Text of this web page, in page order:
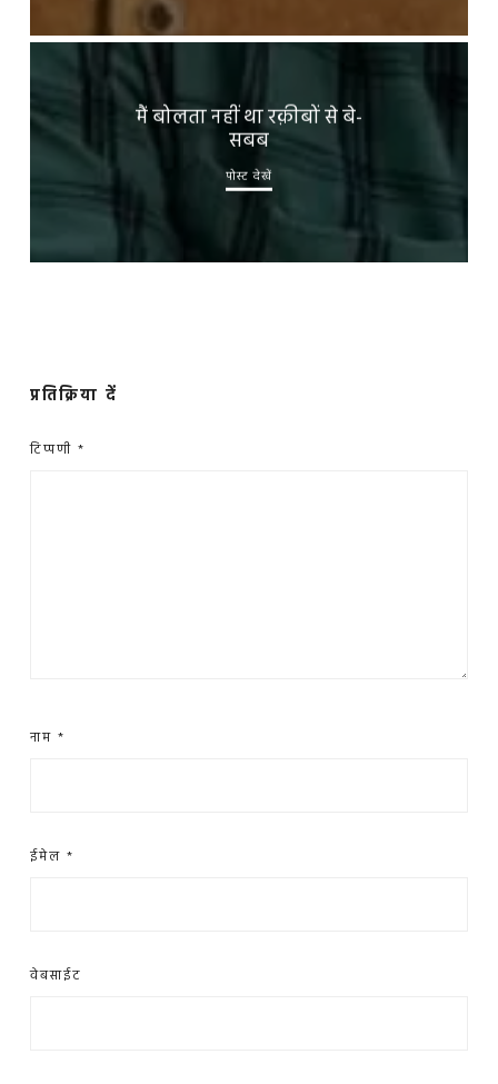
मैं बोलता नहीं था रक़ीबों से बे-
सबब
पोस्ट देखें
प्रतिक्रिया दें
टिप्पणी *
नाम *
ईमेल *
वेबसाईट